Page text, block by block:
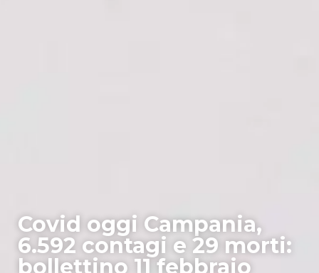
Covid oggi Campania,
6.592 contagi e 29 morti:
bollettino 11 febbraio